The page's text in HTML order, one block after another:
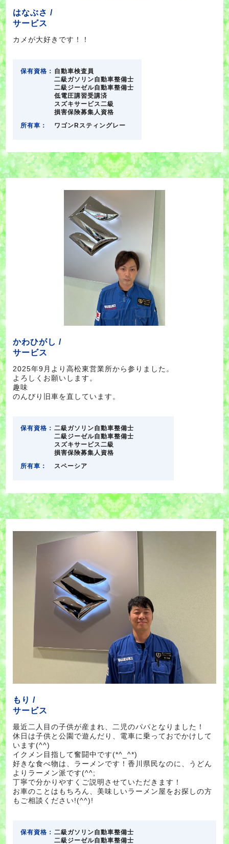
はなぶさ /
サービス
カメが大好きです！！
保有資格： 自動車検査員
二級ガソリン自動車整備士
二級ジーゼル自動車整備士
低電圧講習受講済
スズキサービス二級
損害保険募集人資格
所有車：
ワゴンRスティングレー
かわひがし /
サービス
2025年9月より高松東営業所から参りました。
よろしくお願いします。
趣味
のんびり旧車を直しています。
保有資格： 二級ガソリン自動車整備士
二級ジーゼル自動車整備士
スズキサービス二級
損害保険募集人資格
所有車：
スペーシア
もり /
サービス
最近二人目の子供が産まれ、二児のパパとなりました！
休日は子供と公園で遊んだり、電車に乗っておでかけして
います(^^)
イクメン目指して奮闘中です(*^_^*)
好きな食べ物は、ラーメンです！香川県民なのに、うどん
よりラーメン派です(^^;
丁寧で分かりやすくご説明させていただきます！
お車のことはもちろん、美味しいラーメン屋をお探しの方
もご相談ください!(^^)!
保有資格： 二級ガソリン自動車整備士
二級ジーゼル自動車整備士